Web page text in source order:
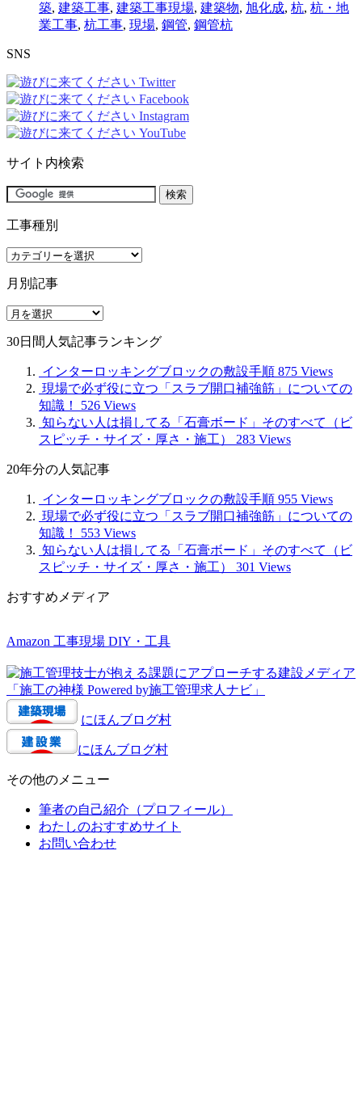
築, 建築工事, 建築工事現場, 建築物, 旭化成, 杭, 杭・地
業工事, 杭工事, 現場, 鋼管, 鋼管杭
SNS
サイト内検索
工事種別
工
種
別
月別記事
月
記
30日間人気記事ランキング
インターロッキングブロックの敷設手順 875 Views
現場で必ず役に立つ「スラブ開口補強筋」についての
知識！
526 Views
知らない人は損してる「石膏ボード」そのすべて（ビ
スピッチ・サイズ・厚さ・施工）
283 Views
20年分の人気記事
インターロッキングブロックの敷設手順 955 Views
現場で必ず役に立つ「スラブ開口補強筋」についての
知識！
553 Views
知らない人は損してる「石膏ボード」そのすべて（ビ
スピッチ・サイズ・厚さ・施工）
301 Views
おすすめメディア
Amazon 工事現場 DIY・工具
にほんブログ村
にほんブログ村
その他のメニュー
筆者の自己紹介（プロフィール）
わたしのおすすめサイト
お問い合わせ